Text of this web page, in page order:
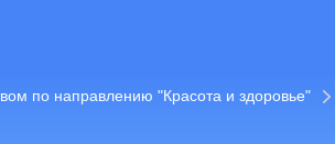
по направлению "Красота и здоровье"